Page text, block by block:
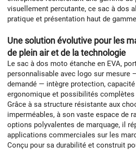
visuellement percutante, ce sac à dos
pratique et présentation haut de
Une solution évolutive pour les
de plein air et de la technologie
Le sac à dos moto étanche en EVA,
personnalisable avec logo sur mesure
demandé — intègre protection,
ergonomique et possibilités
Grâce à sa structure résistante aux
imperméables, à son vaste espace de
options polyvalentes de marquage, il
applications commerciales sur les
Conçu pour sa durabilité et construit